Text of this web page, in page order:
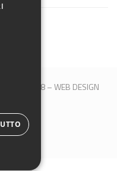
–WEB DESIGN